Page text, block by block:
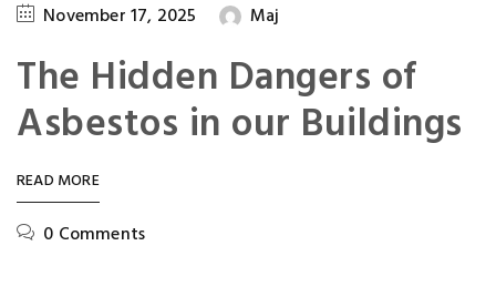
November 17, 2025 Maj
The Hidden Dangers of
Asbestos in our Buildings
READ MORE
0 Comments